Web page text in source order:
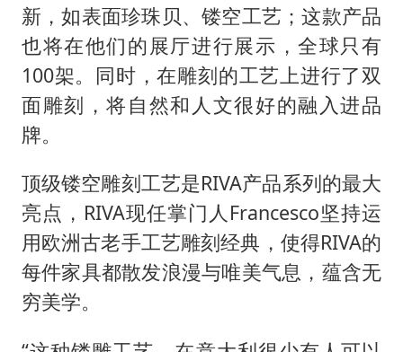
新，如表面珍珠贝、镂空工艺；这款产品
也将在他们的展厅进行展示，全球只有
100架。同时，在雕刻的工艺上进行了双
面雕刻，将自然和人文很好的融入进品
牌。
顶级镂空雕刻工艺是RIVA产品系列的最大
亮点，RIVA现任掌门人Francesco坚持运
用欧洲古老手工艺雕刻经典，使得RIVA的
每件家具都散发浪漫与唯美气息，蕴含无
穷美学。